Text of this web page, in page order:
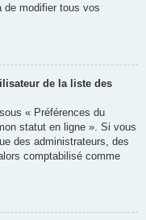
de modifier tous vos
de la liste des
« Préférences du
statut en ligne ». Si vous
des administrateurs, des
comptabilisé comme